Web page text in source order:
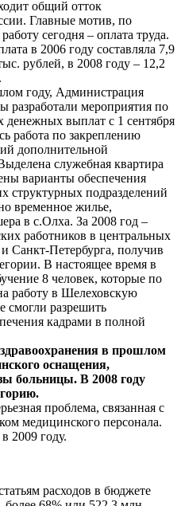
общий отток
Главные мотив, по
сегодня – оплата труда.
в 2006 году составляла 7,9
рублей, в 2008 году – 12,2
году, Администрация
разработали мероприятия по
выплат с 1 сентября
работа по закреплению
дополнительной
служебная квартира
варианты обеспечения
структурных подразделений
временное жилье,
в с.Олха. За 2008 год –
работников в центральных
Санкт-Петербурга, получив
В настоящее время в
8 человек, которые по
работу в Шелеховскую
смогли разрешить
кадрами в полной
в прошлом
оснащения,
больницы. В 2008 году
проблема, связанная с
медицинского персонала.
2009 году.
расходов в бюджете